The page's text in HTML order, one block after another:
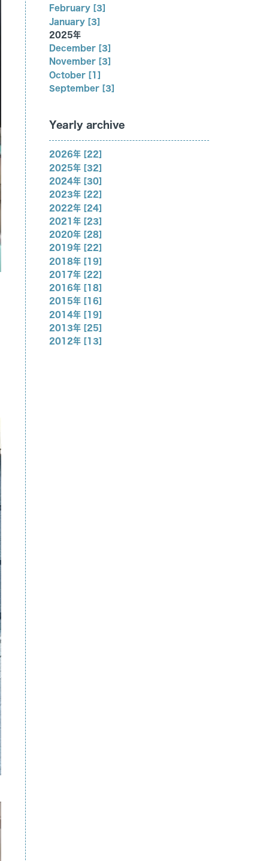
February [3]
January [3]
2025年
December [3]
November [3]
October [1]
September [3]
Yearly archive
2026年 [22]
2025年 [32]
2024年 [30]
2023年 [22]
2022年 [24]
2021年 [23]
2020年 [28]
2019年 [22]
2018年 [19]
2017年 [22]
2016年 [18]
2015年 [16]
2014年 [19]
2013年 [25]
2012年 [13]